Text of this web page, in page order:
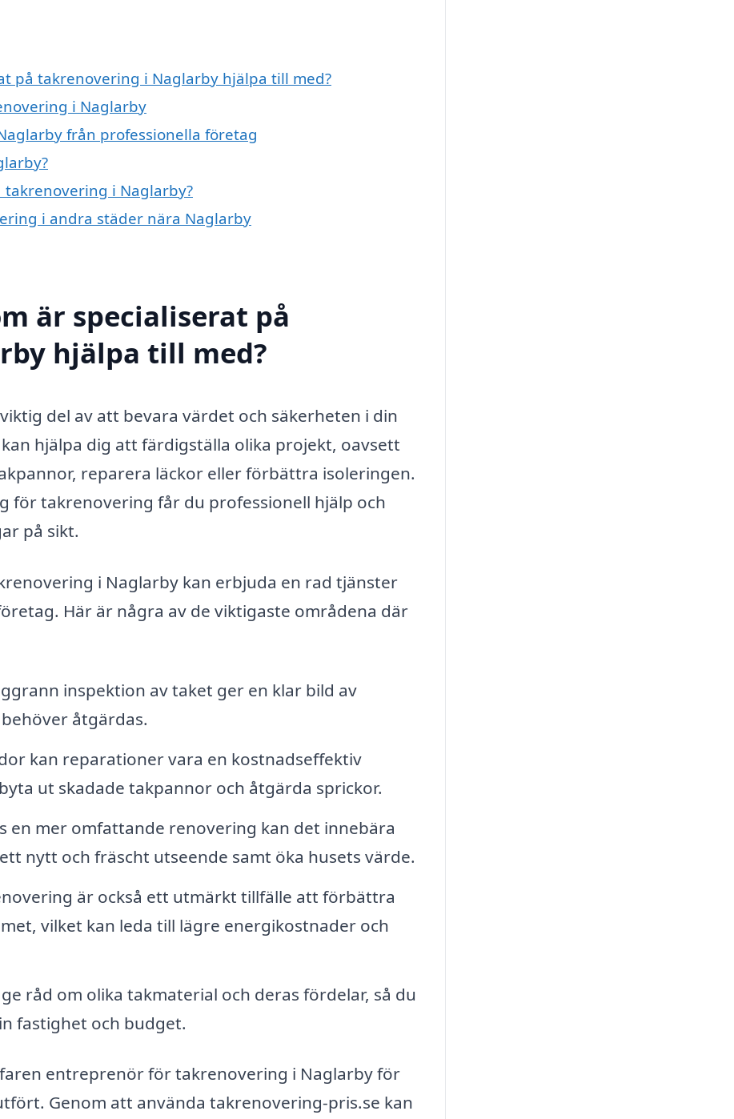
på takrenovering i Naglarby hjälpa till med?
i Naglarby
från professionella företag
i Naglarby?
i andra städer nära Naglarby
är specialiserat på
hjälpa till med?
del av att bevara värdet och säkerheten i din
hjälpa dig att färdigställa olika projekt, oavsett
reparera läckor eller förbättra isoleringen.
för takrenovering får du professionell hjälp och
på sikt.
i Naglarby kan erbjuda en rad tjänster
Här är några av de viktigaste områdena där
inspektion av taket ger en klar bild av
åtgärdas.
kan reparationer vara en kostnadseffektiv
ut skadade takpannor och åtgärda sprickor.
en mer omfattande renovering kan det innebära
nytt och fräscht utseende samt öka husets värde.
är också ett utmärkt tillfälle att förbättra
vilket kan leda till lägre energikostnader och
råd om olika takmaterial och deras fördelar, så du
fastighet och budget.
entreprenör för takrenovering i Naglarby för
Genom att använda takrenovering-pris.se kan